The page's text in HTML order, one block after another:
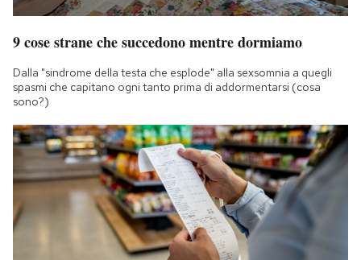
9 cose strane che succedono mentre dormiamo
Dalla "sindrome della testa che esplode" alla sexsomnia a quegli
spasmi che capitano ogni tanto prima di addormentarsi (cosa
sono?)